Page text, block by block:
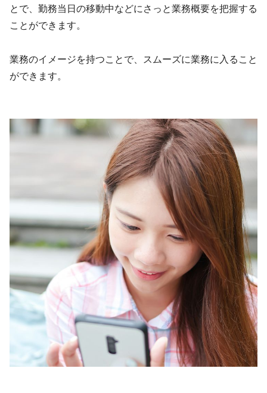
とで、勤務当日の移動中などにさっと業務概要を把握する
ことができます。
業務のイメージを持つことで、スムーズに業務に入ること
ができます。